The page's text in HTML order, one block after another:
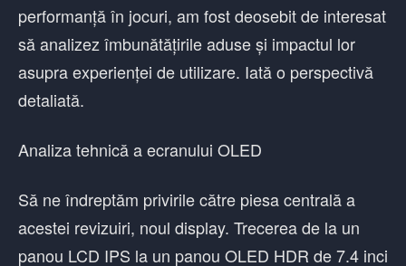
performanță în jocuri, am fost deosebit de interesat
să analizez îmbunătățirile aduse și impactul lor
asupra experienței de utilizare. Iată o perspectivă
detaliată.
Analiza tehnică a ecranului OLED
Să ne îndreptăm privirile către piesa centrală a
acestei revizuiri, noul display. Trecerea de la un
panou LCD IPS la un panou OLED HDR de 7.4 inci